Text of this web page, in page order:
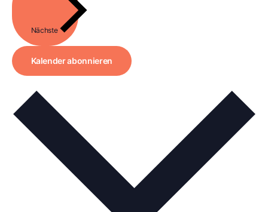
Nächste
Kalender abonnieren